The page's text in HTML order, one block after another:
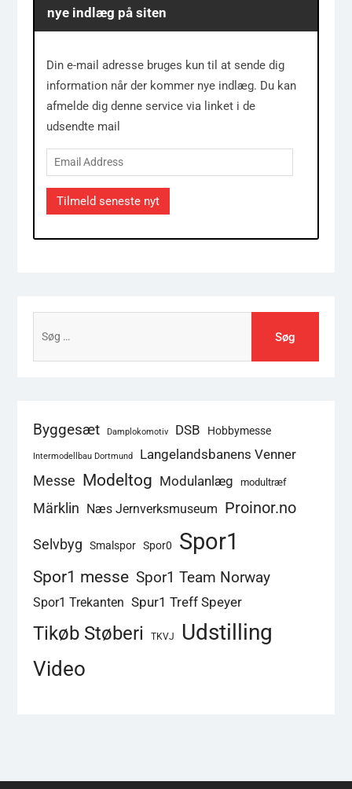
nye indlæg på siten
Din e-mail adresse bruges kun til at sende dig
information når der kommer nye indlæg. Du kan
afmelde dig denne service via linket i de
udsendte mail
Email
Address
Tilmeld seneste nyt
efter:
Byggesæt Damplokomotiv DSB Hobbymesse
Intermodellbau Dortmund
Langelandsbanens Venner
Messe Modeltog Modulanlæg modultræf
Märklin Næs Jernverksmuseum Proinor.no
Selvbyg Smalspor Spor0 Spor1
Spor1 messe Spor1 Team Norway
Spor1 Trekanten Spur1 Treff Speyer
Tikøb Støberi TKVJ Udstilling
Video